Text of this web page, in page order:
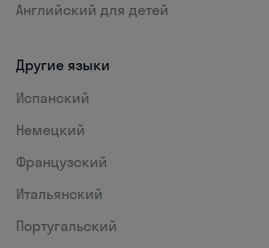
Английский для детей
Другие языки
Испанский
Немецкий
Французский
Итальянский
Португальский